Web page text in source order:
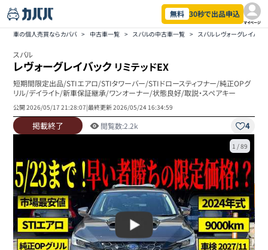
無料 30秒で出品申込
マイページ
車の個人売買ならカババ > 中古車一覧 > スバルの中古車一覧 > スバル レヴォーグレイバ
スバル
レヴォーグレイバック リミテッドEX
短期間限定出品/STIエアロ/STIタワーバー/STIドロースティフナー/純正OPグ
リル/デイライト/新車保証継承/ワンオーナー/状態良好/取説・スペアキー
公開2026/05/17 21:28:07|最終更新2026/05/24 16:34:59
掲載終了 閲覧数:2.2k 4
1 /89